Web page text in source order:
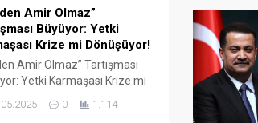
Amir Olmaz”
Büyüyor: Yetki
Krize mi Dönüşüyor!
Amir Olmaz” Tartışması
Yetki Karmaşası Krize mi
arasında büyüyen “yetki
0 1.114